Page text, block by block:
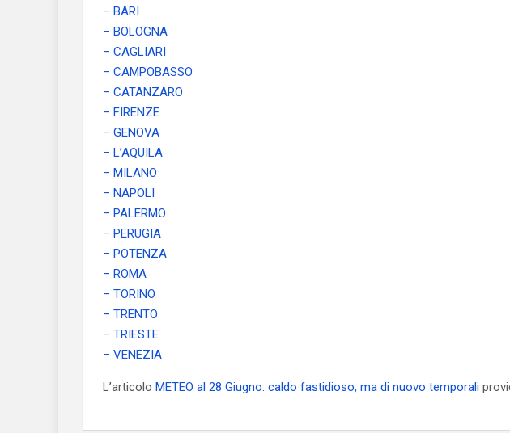
– BARI
– BOLOGNA
– CAGLIARI
– CAMPOBASSO
– CATANZARO
– FIRENZE
– GENOVA
– L’AQUILA
– MILANO
– NAPOLI
– PALERMO
– PERUGIA
– POTENZA
– ROMA
– TORINO
– TRENTO
– TRIESTE
– VENEZIA
L’articolo METEO al 28 Giugno: caldo fastidioso, ma di nuovo temporali